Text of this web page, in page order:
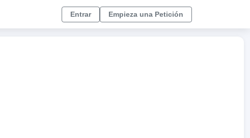
Entrar Empieza una Petición